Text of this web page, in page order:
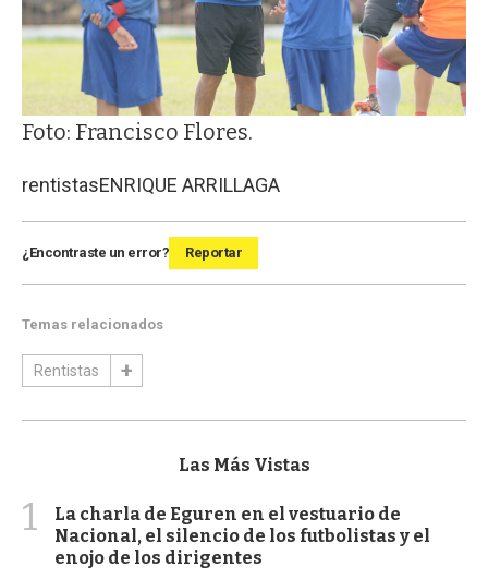
Foto: Francisco Flores.
rentistasENRIQUE ARRILLAGA
¿Encontraste un error? Reportar
Temas relacionados
Rentistas
Las Más Vistas
1
La charla de Eguren en el vestuario de
Nacional, el silencio de los futbolistas y el
enojo de los dirigentes